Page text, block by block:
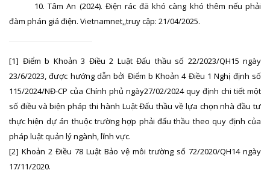
10. Tâm An (2024). Điện rác đã khó càng khó thêm nếu phải
đàm phán giá điện. Vietnamnet,,truy cập: 21/04/2025.
[1] Điểm b Khoản 3 Điều 2 Luật Đấu thầu số 22/2023/QH15 ngày
23/6/2023, được hướng dẫn bởi Điểm b Khoản 4 Điều 1 Nghị định số
115/2024/NĐ-CP của Chính phủ ngày27/02/2024 quy định chi tiết một
số điều và biện pháp thi hành Luật Đấu thầu về lựa chọn nhà đầu tư
thực hiện dự án thuộc trường hợp phải đấu thầu theo quy định của
pháp luật quản lý ngành, lĩnh vực.
[2] Khoản 2 Điều 78 Luật Bảo vệ môi trường số 72/2020/QH14 ngày
17/11/2020.